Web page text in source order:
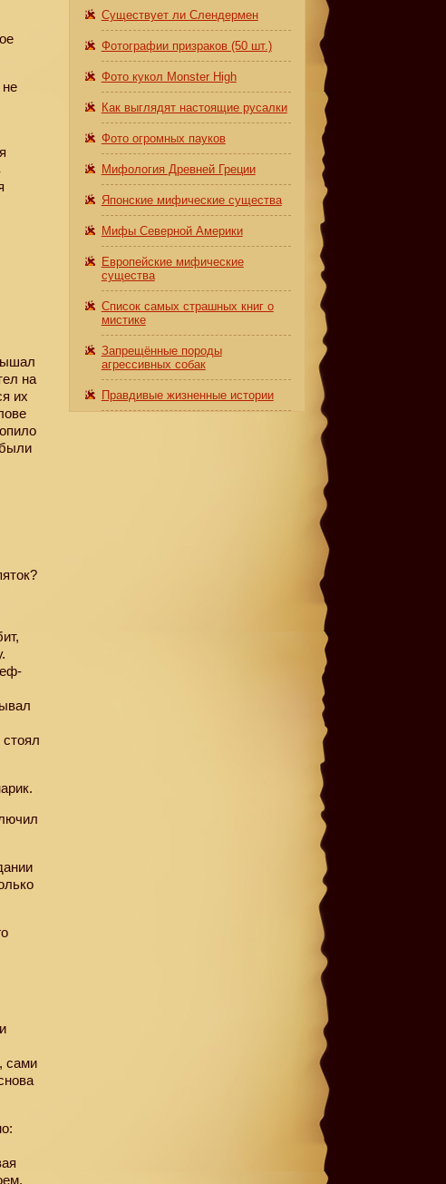
на
их
стоял
сами
Существует ли Слендермен
Фотографии призраков (50 шт.)
Фото кукол Monster High
Как выглядят настоящие русалки
Фото огромных пауков
Мифология Древней Греции
Японские мифические существа
Мифы Северной Америки
Европейские мифические
существа
Список самых страшных книг о
мистике
Запрещённые породы
агрессивных собак
Правдивые жизненные истории